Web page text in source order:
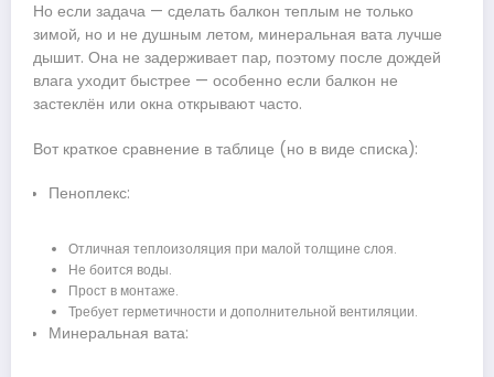
Но если задача — сделать балкон теплым не только
зимой, но и не душным летом, минеральная вата лучше
дышит. Она не задерживает пар, поэтому после дождей
влага уходит быстрее — особенно если балкон не
застеклён или окна открывают часто.
Вот краткое сравнение в таблице (но в виде списка):
Пеноплекс:
Отличная теплоизоляция при малой толщине слоя.
Не боится воды.
Прост в монтаже.
Требует герметичности и дополнительной вентиляции.
Минеральная вата: